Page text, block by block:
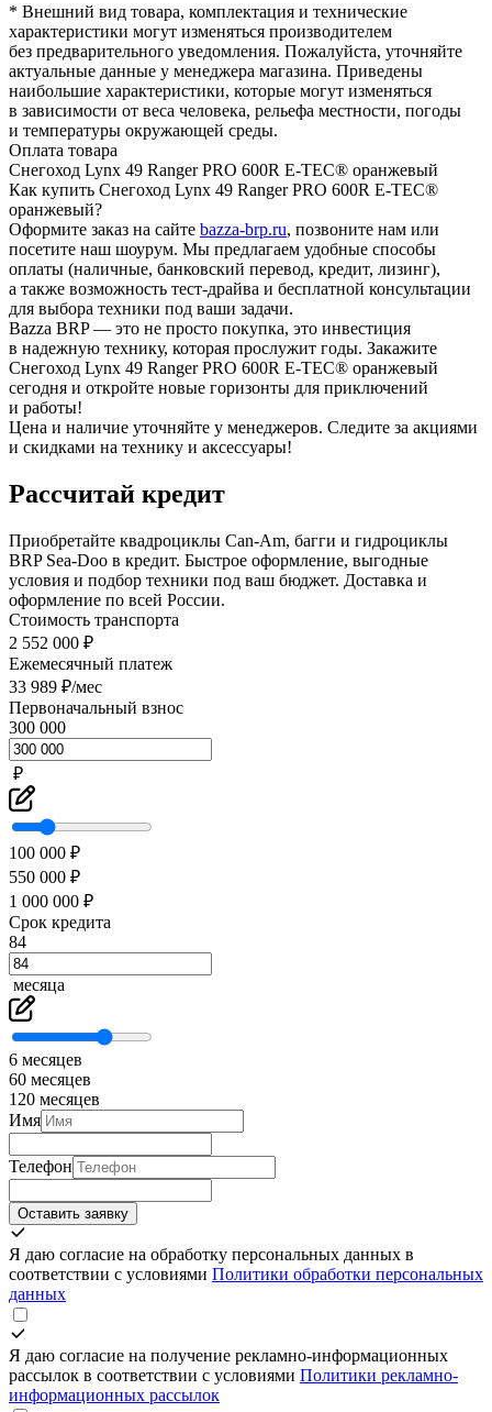
* Внешний вид товара, комплектация и технические
характеристики могут изменяться производителем
без предварительного уведомления. Пожалуйста, уточняйте
актуальные данные у менеджера магазина. Приведены
наибольшие характеристики, которые могут изменяться
в зависимости от веса человека, рельефа местности, погоды
и температуры окружающей среды.
Оплата товара
Снегоход Lynx 49 Ranger PRO 600R E-TEC® оранжевый
Как купить Снегоход Lynx 49 Ranger PRO 600R E-TEC®
оранжевый?
Оформите заказ на сайте bazza-brp.ru, позвоните нам или
посетите наш шоурум. Мы предлагаем удобные способы
оплаты (наличные, банковский перевод, кредит, лизинг),
а также возможность тест-драйва и бесплатной консультации
для выбора техники под ваши задачи.
Bazza BRP — это не просто покупка, это инвестиция
в надежную технику, которая прослужит годы. Закажите
Снегоход Lynx 49 Ranger PRO 600R E-TEC® оранжевый
сегодня и откройте новые горизонты для приключений
и работы!
Цена и наличие уточняйте у менеджеров. Следите за акциями
и скидками на технику и аксессуары!
Рассчитай кредит
Приобретайте квадроциклы Can-Am, багги и гидроциклы
BRP Sea-Doo в кредит. Быстрое оформление, выгодные
условия и подбор техники под ваш бюджет. Доставка и
оформление по всей России.
Стоимость транспорта
2 552 000 ₽
Ежемесячный платеж
33 989 ₽/мес
Первоначальный взнос
300 000
₽
100 000 ₽
550 000 ₽
1 000 000 ₽
Срок кредита
84
месяца
6 месяцев
60 месяцев
120 месяцев
Имя
Телефон
Оставить заявку
Я даю согласие на обработку персональных данных в
соответствии с условиями Политики обработки персональных
данных
Я даю согласие на получение рекламно-информационных
рассылок в соответствии с условиями Политики рекламно-
информационных рассылок